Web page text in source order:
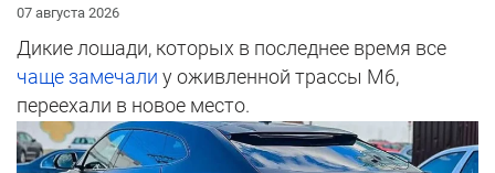
07 августа 2026
Дикие лошади, которых в последнее время все
чаще замечали у оживленной трассы М6,
переехали в новое место.